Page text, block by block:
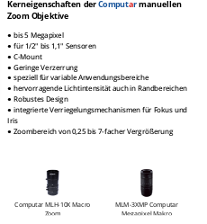
Kerneigenschaften der Computar manuellen
Zoom Objektive
● bis 5 Megapixel
● für 1/2" bis 1,1" Sensoren
●C-Mount
●Geringe Verzerrung
●speziell für variable Anwendungsbereiche
●hervorragende Lichtintensität auch in Randbereichen
●Robustes Design
●integrierte Verriegelungsmechanismen für Fokus und
Iris
●Zoombereich von 0,25 bis 7-facher Vergrößerung
Computar MLH-10X Macro
Zoom
MLM-3XMP Computar
Megapixel Makro